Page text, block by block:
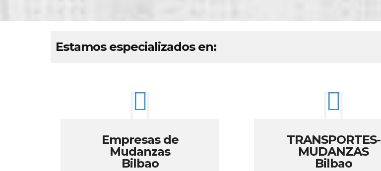
Estamos especializados en:
Empresas de
Mudanzas
Bilbao
TRANSPORTES-
MUDANZAS
Bilbao